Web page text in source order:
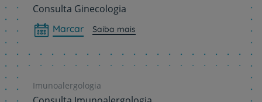
Consulta Ginecologia
Marcar Saiba mais
Imunoalergologia